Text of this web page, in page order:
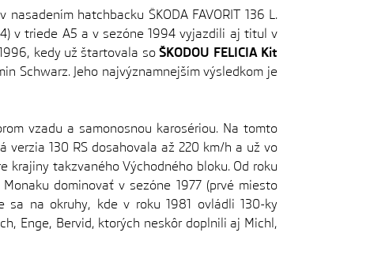
hatchbacku ŠKODA FAVORIT 136 L.
v triede A5 a v sezóne 1994 vyjazdili aj titul v
kedy už štartovala soŠKODOU FELICIA Kit
Schwarz. Jeho najvýznamnejším výsledkom je
vzadu a samonosnou karosériou. Na tomto
verzia 130 RS dosahovala až 220 km/h a už vo
krajiny takzvaného Východného bloku. Od roku
dominovať v sezóne 1977 (prvé miesto
sa na okruhy, kde v roku 1981 ovládli 130-ky
Enge, Bervid, ktorých neskôr doplnili aj Michl,